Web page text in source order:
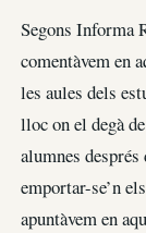
Segons Informa
comentàvem en
les aules dels
lloc on el degà
alumnes després
emportar-se’n
apuntàvem en